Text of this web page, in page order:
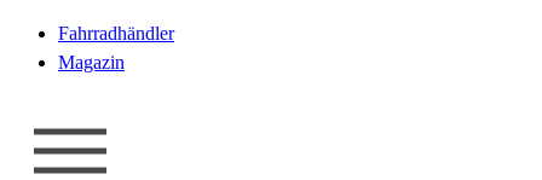
Fahrradhändler
Magazin